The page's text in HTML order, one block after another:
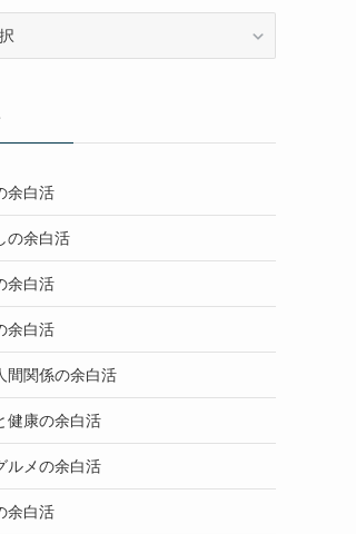
余白活
の余白活
余白活
余白活
間関係の余白活
健康の余白活
ルメの余白活
余白活